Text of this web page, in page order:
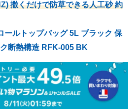
撒くだけで防草できる人工砂 約
ールトップバッグ 5L ブラック 保
断熱構造 RFK-005 BK